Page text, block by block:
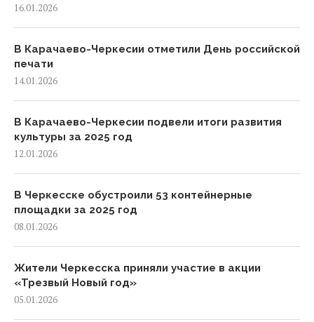
16.01.2026
В Карачаево-Черкесии отметили День российской
печати
14.01.2026
В Карачаево-Черкесии подвели итоги развития
культуры за 2025 год
12.01.2026
В Черкесске обустроили 53 контейнерные
площадки за 2025 год
08.01.2026
Жители Черкесска приняли участие в акции
«Трезвый Новый год»
05.01.2026